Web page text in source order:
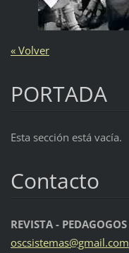
« Volver
PORTADA
Esta sección está vacía.
Contacto
REVISTA - PEDAGOGOS
oscsistemas@gmail.com